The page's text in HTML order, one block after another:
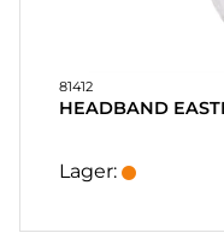
81412
HEADBAND
Lager: